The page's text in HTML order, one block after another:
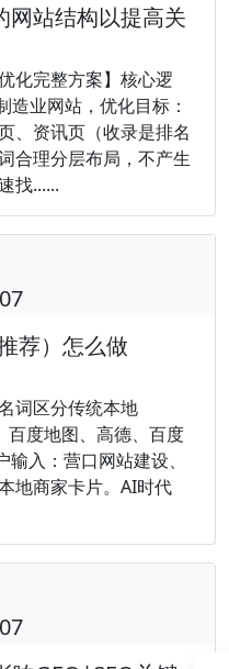
网站结构以提高关
化完整方案】核心逻
造业网站，优化目标：
、资讯页（收录是排名
合理分层布局，不产生
找......
荐）怎么做
词区分传统本地
百度地图、高德、百度
入：营口网站建设、
地商家卡片。AI时代